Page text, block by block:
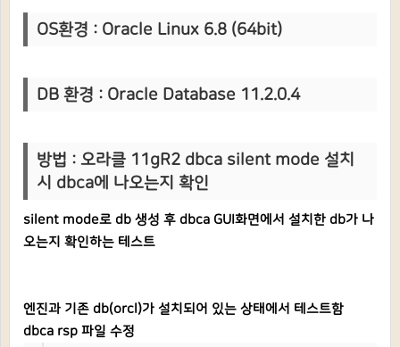
OS환경 : Oracle Linux 6.8 (64bit)
DB 환경 : Oracle Database 11.2.0.4
방법 : 오라클 11gR2 dbca silent mode 설치
시 dbca에 나오는지 확인
silent mode로 db 생성 후 dbca GUI화면에서 설치한 db가 나
오는지 확인하는 테스트
엔진과 기존 db(orcl)가 설치되어 있는 상태에서 테스트함
dbca rsp 파일 수정